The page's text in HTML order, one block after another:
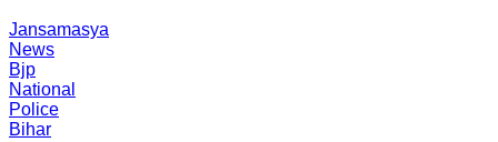
Jansamasya
News
Bjp
National
Police
Bihar